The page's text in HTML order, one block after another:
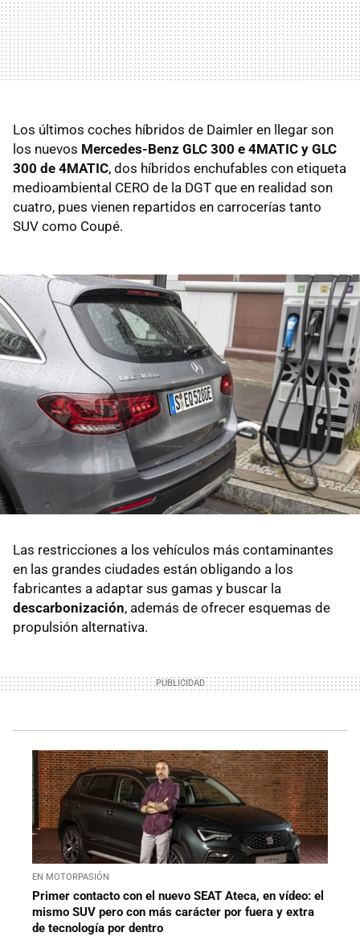
Los últimos coches híbridos de Daimler en llegar son
los nuevos Mercedes-Benz GLC 300 e 4MATIC y GLC
300 de 4MATIC, dos híbridos enchufables con etiqueta
medioambiental CERO de la DGT que en realidad son
cuatro, pues vienen repartidos en carrocerías tanto
SUV como Coupé.
Las restricciones a los vehículos más contaminantes
en las grandes ciudades están obligando a los
fabricantes a adaptar sus gamas y buscar la
descarbonización, además de ofrecer esquemas de
propulsión alternativa.
EN MOTORPASIÓN
Primer contacto con el nuevo SEAT Ateca, en vídeo: el
mismo SUV pero con más carácter por fuera y extra
de tecnología por dentro